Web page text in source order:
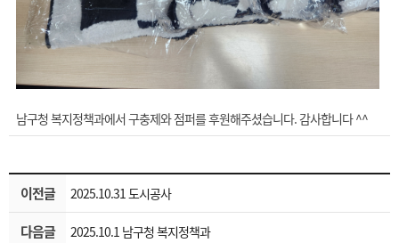
남구청 복지정책과에서 구충제와 점퍼를 후원해주셨습니다. 감사합니다 ^^
이전글 2025.10.31 도시공사
다음글 2025.10.1 남구청 복지정책과